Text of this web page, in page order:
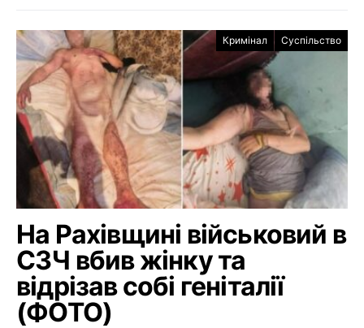
Кримінал Суспільство
На Рахівщині військовий в
СЗЧ вбив жінку та
відрізав собі геніталії
(ФОТО)